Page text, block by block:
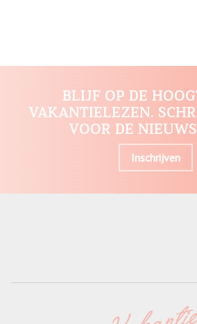
BLIJF OP DE
VAKANTIELEZEN.
VOOR DE
Inschrijven